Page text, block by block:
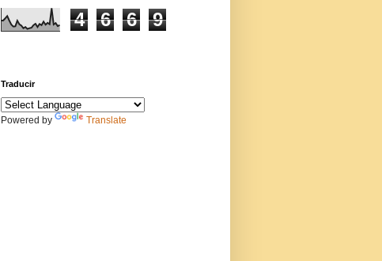
4 6 6 9
Traducir
Powered by Translate